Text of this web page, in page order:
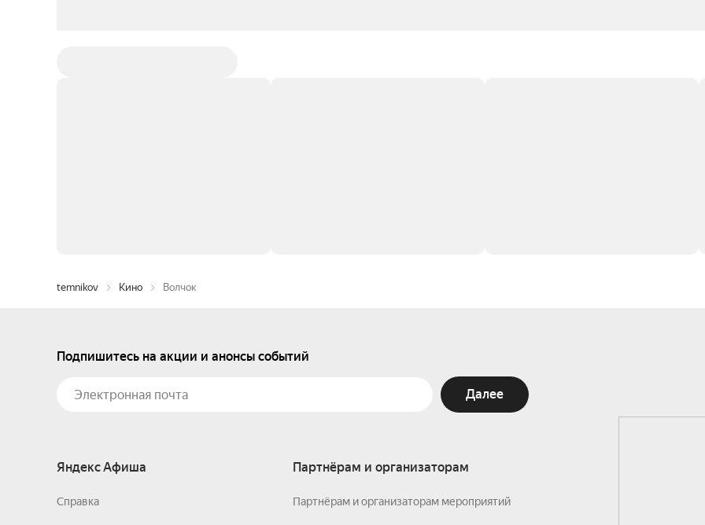
temnikov Кино Волчок
Подпишитесь на акции и анонсы событий
Далее
Яндекс Афиша
Справка
Партнёрам и организаторам
Партнёрам и организаторам мероприятий